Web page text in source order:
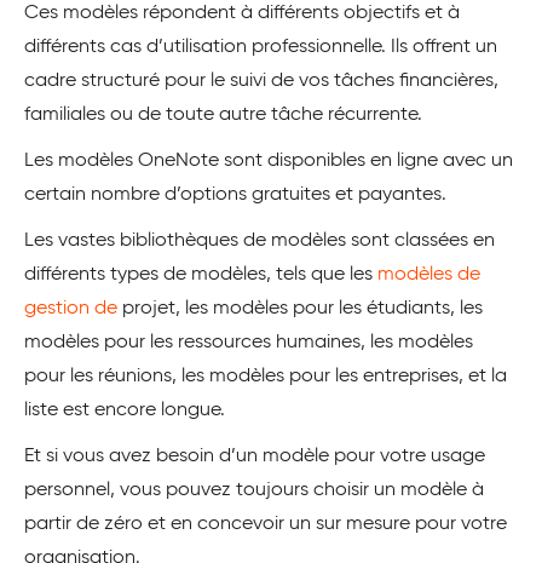
Ces modèles répondent à différents objectifs et à
différents cas d’utilisation professionnelle. Ils offrent un
cadre structuré pour le suivi de vos tâches financières,
familiales ou de toute autre tâche récurrente.
Les modèles OneNote sont disponibles en ligne avec un
certain nombre d’options gratuites et payantes.
Les vastes bibliothèques de modèles sont classées en
différents types de modèles, tels que les modèles de
gestion de projet, les modèles pour les étudiants, les
modèles pour les ressources humaines, les modèles
pour les réunions, les modèles pour les entreprises, et la
liste est encore longue.
Et si vous avez besoin d’un modèle pour votre usage
personnel, vous pouvez toujours choisir un modèle à
partir de zéro et en concevoir un sur mesure pour votre
organisation.